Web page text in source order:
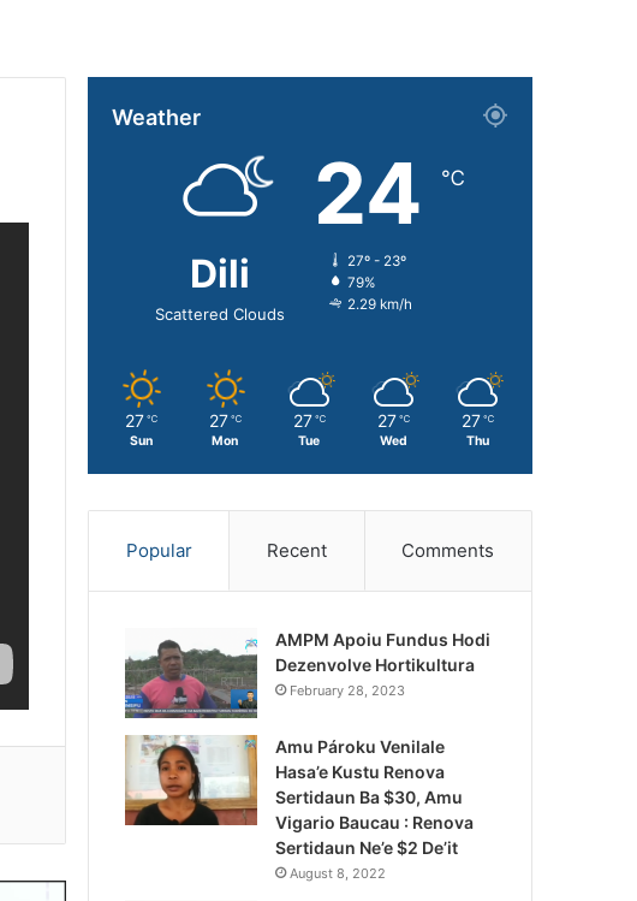
Weather
Dili
Scattered Clouds
24 ℃
27º - 23º
79%
2.29 km/h
27 ℃
Sun
27 ℃
Mon
27 ℃
Tue
27 ℃
Wed
27 ℃
Thu
Popular Recent Comments
AMPM Apoiu Fundus Hodi
Dezenvolve Hortikultura
February 28, 2023
Amu Pároku Venilale
Hasa’e Kustu Renova
Sertidaun Ba $30, Amu
Vigario Baucau : Renova
Sertidaun Ne’e $2 De’it
August 8, 2022